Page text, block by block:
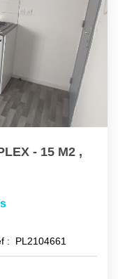
- 15 M2 ,
: PL2104661